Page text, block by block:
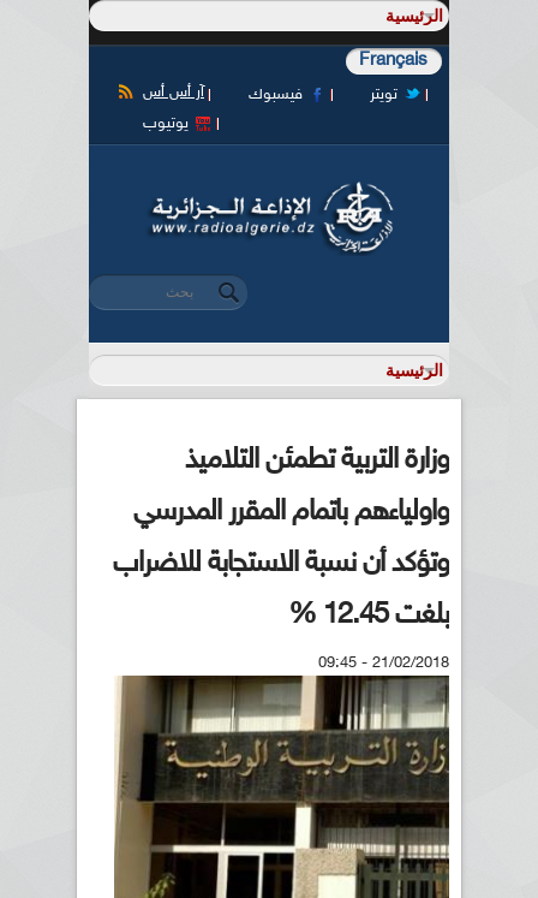
Français
آر أس أس فيسبوك
تويتر
يوتيوب
استمارة البحث
‏بحث ‏
وزارة التربية تطمئن التلاميذ
واولياءهم باتمام المقرر المدرسي
وتؤكد أن نسبة الاستجابة للاضراب
بلغت 12.45 %
21/02/2018 - 09:45